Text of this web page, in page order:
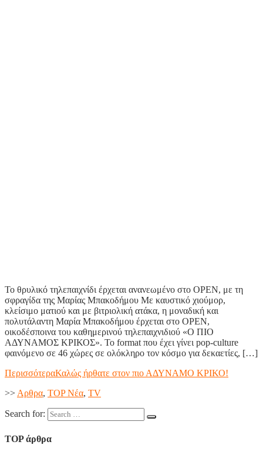
Το θρυλικό τηλεπαιχνίδι έρχεται ανανεωμένο στο OPEN, με τη
σφραγίδα της Μαρίας Μπακοδήμου Με καυστικό χιούμορ,
κλείσιμο ματιού και με βιτριολική ατάκα, η μοναδική και
πολυτάλαντη Μαρία Μπακοδήμου έρχεται στο OPEN,
οικοδέσποινα του καθημερινού τηλεπαιχνιδιού «Ο ΠΙΟ
ΑΔΥΝΑΜΟΣ ΚΡΙΚΟΣ». Το format που έχει γίνει pop-culture
φαινόμενο σε 46 χώρες σε ολόκληρο τον κόσμο για δεκαετίες, […]
ΠερισσότεραΚαλώς ήρθατε στον πιο ΑΔΥΝΑΜΟ ΚΡΙΚΟ!
>>Aρθρα, TOP Nέα, TV
Search for:
TOP άρθρα